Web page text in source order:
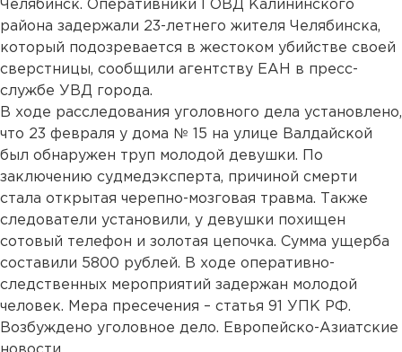
Челябинск. Оперативники ГОВД Калининского
района задержали 23-летнего жителя Челябинска,
который подозревается в жестоком убийстве своей
сверстницы, сообщили агентству ЕАН в пресс-
службе УВД города.
В ходе расследования уголовного дела установлено,
что 23 февраля у дома № 15 на улице Валдайской
был обнаружен труп молодой девушки. По
заключению судмедэксперта, причиной смерти
стала открытая черепно-мозговая травма. Также
следователи установили, у девушки похищен
сотовый телефон и золотая цепочка. Сумма ущерба
составили 5800 рублей. В ходе оперативно-
следственных мероприятий задержан молодой
человек. Мера пресечения – статья 91 УПК РФ.
Возбуждено уголовное дело. Европейско-Азиатские